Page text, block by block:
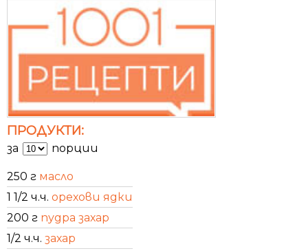
ПРОДУКТИ:
за порции
250 г масло
1 1/2 ч.ч. орехови ядки
200 г пудра захар
1/2 ч.ч. захар